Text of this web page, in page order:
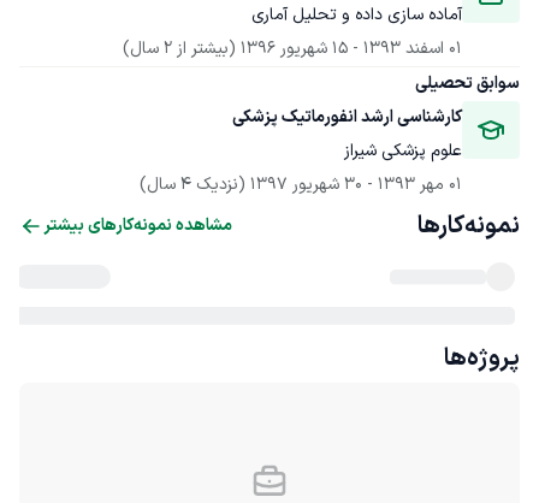
آماده سازی داده و تحلیل آماری
01 اسفند 1393
- 15 شهریور 1396
(بیشتر از 2 سال)
سوابق تحصیلی
کارشناسی ارشد انفورماتیک پزشکی
علوم پزشکی شیراز
01 مهر 1393
- 30 شهریور 1397 (نزدیک 4 سال)
نمونه‌کارها مشاهده نمونه‌کارهای بیشتر
پروژه‌ها